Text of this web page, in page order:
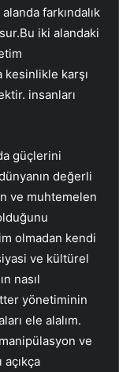
farkındalık
iki alandaki
kesinlikle karşı
insanları
güçlerini
değerli
ve muhtemelen
olmadan kendi
ve kültürel
nasıl
yönetiminin
ele alalım.
ve
açıkça